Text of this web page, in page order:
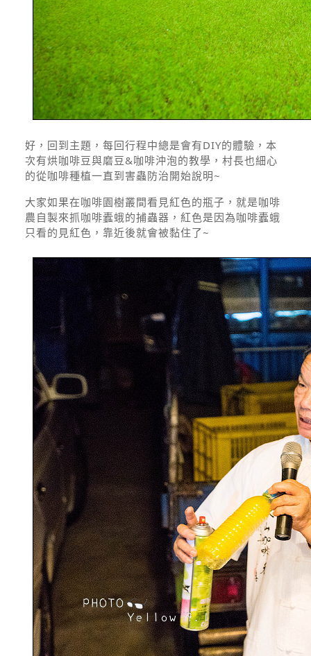
好，回到主題，每回行程中總是會有DIY的體驗，本
次有烘咖啡豆與磨豆&咖啡沖泡的教學，村長也細心
的從咖啡種植一直到害蟲防治開始說明~
大家如果在咖啡園樹叢間看見紅色的瓶子，就是咖啡
農自製來抓咖啡蠹蛾的捕蟲器，紅色是因為咖啡蠹蛾
只看的見紅色，靠近後就會被黏住了~